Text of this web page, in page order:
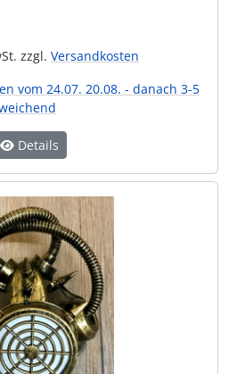
zzgl. Versandkosten
vom 24.07. 20.08. - danach 3-5
Details